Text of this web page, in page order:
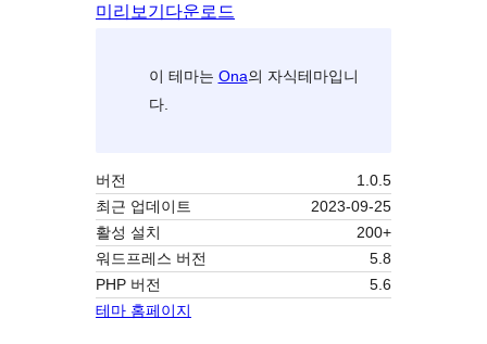
미리보기 다운로드
이 테마는 Ona의 자식테마입니
다.
버전
1.0.5
최근 업데이트
2023-09-25
활성 설치
200+
워드프레스 버전
5.8
PHP 버전
5.6
테마 홈페이지